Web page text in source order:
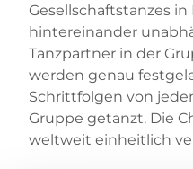
Gesellschaftstanzes
hintereinander
Tanzpartner in der
werden genau
Schrittfolgen von
Gruppe getanzt. Die
weltweit einheitlich